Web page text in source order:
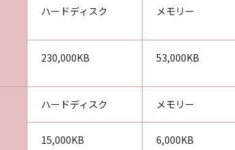
ハードディスク メモリー
230,000KB 53,000KB
ハードディスク メモリー
15,000KB 6,000KB